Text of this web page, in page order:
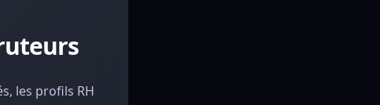
les profils RH